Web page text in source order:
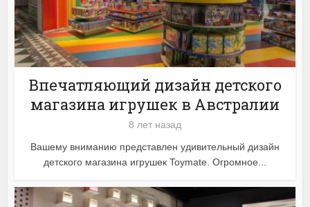
Впечатляющий дизайн детского
магазина игрушек в Австралии
8 лет назад
Вашему вниманию представлен удивительный дизайн
детского магазина игрушек Toymate. Огромное...